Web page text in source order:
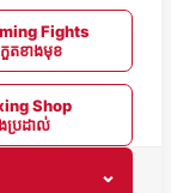
Fights
កួតខាងមុខ
Shop
ប្រដាល់
⌄